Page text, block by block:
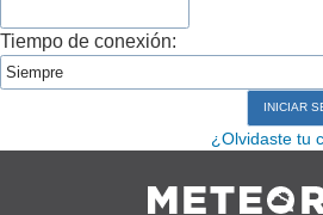
Tiempo de conexión:
¿Olvidaste tu